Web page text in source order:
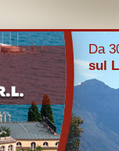
Da
sul